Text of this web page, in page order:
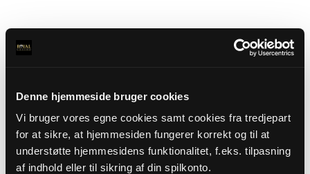
Denne hjemmeside bruger cookies
Vi bruger vores egne cookies samt cookies fra tredjepart
for at sikre, at hjemmesiden fungerer korrekt og til at
understøtte hjemmesidens funktionalitet, f.eks. tilpasning
af indhold eller til sikring af din spilkonto.